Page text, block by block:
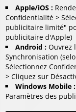
Apple/iOS :
Confidentialité >
publicitaire limité"
publicitaire d'Apple)
Android : Ouvrez
Synchronisation (
Sélectionnez
> Cliquez sur
Windows Mobile :
Paramètres des